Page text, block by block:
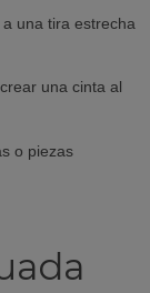
una tira estrecha
una cinta al
o piezas